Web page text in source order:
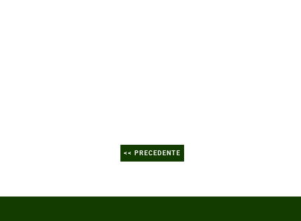
<< PRECEDENTE